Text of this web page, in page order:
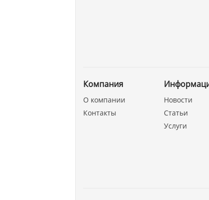
Компания
О компании
Контакты
Новости
Статьи
Услуги